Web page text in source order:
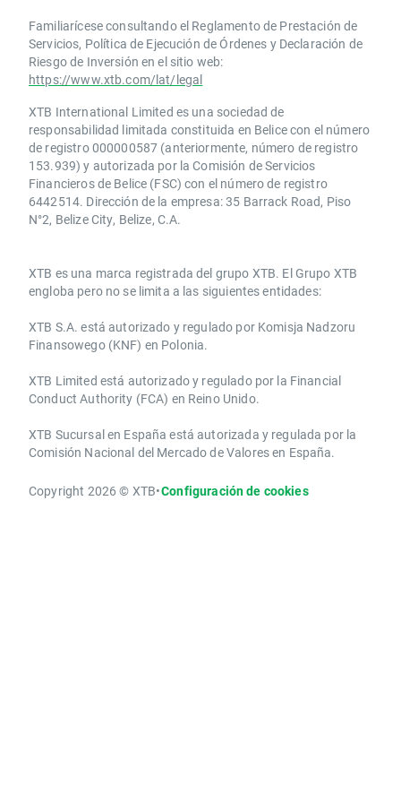
Familiarícese consultando el Reglamento de Prestación de
Servicios, Política de Ejecución de Órdenes y Declaración de
Riesgo de Inversión en el sitio web:
https://www.xtb.com/lat/legal
XTB International Limited es una sociedad de
responsabilidad limitada constituida en Belice con el número
de registro 000000587 (anteriormente, número de registro
153.939) y autorizada por la Comisión de Servicios
Financieros de Belice (FSC) con el número de registro
6442514. Dirección de la empresa: 35 Barrack Road, Piso
N°2, Belize City, Belize, C.A.
​​XTB es una marca registrada del grupo XTB. El Grupo XTB
engloba pero no se limita a las siguientes entidades:
XTB S.A.​ está autorizado y regulado por Komisja Nadzoru
Finansowego (KNF) ​en Polonia.
XTB Limited ​está autorizado y regulado por la ​Financial
Conduct Authority ​(FCA) en ​​Reino Unido.
XTB Sucursal en España está autorizada y regulada por la
Comisión Nacional del Mercado de Valores en España.
Copyright 2026 © XTB•Configuración de cookies